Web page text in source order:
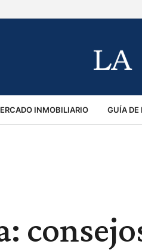
INMOBILIARIO GUÍA DE